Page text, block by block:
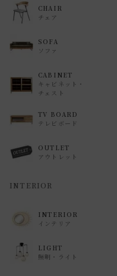
ご覧ください。
CHAIR
チェア
SOFA
ソファ
CABINET
キャビネット・
チェスト
TV BOARD
テレビボード
OUTLET
アウトレット
INTERIOR
INTERIOR
インテリア
LIGHT
照明・ライト